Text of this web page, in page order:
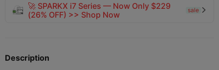
🚀 SPARKX i7 Series — Now Only $229
(26% OFF) >> Shop Now
sale 
Description